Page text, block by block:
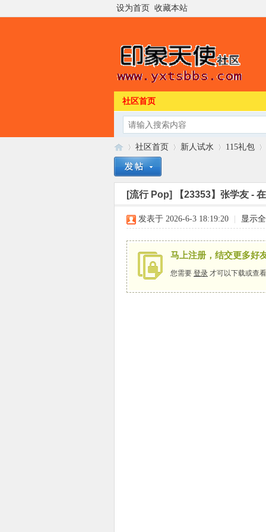
设为首页 收藏本站
社区首页
»
社区首页
›
新人试水
›
115礼包
›
[流行 Pop] 【23353】张学友 -
发表于 2026-6-3 18:19:20 显示
马上注册，结交更多好
您需要 登录 才可以下载或查